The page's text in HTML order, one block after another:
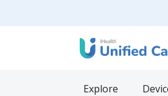
Explore